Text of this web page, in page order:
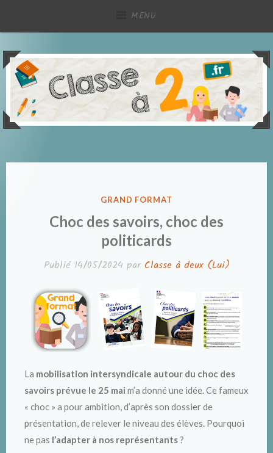
principal
MENU
Classe à deux
PUBLIÉ
GRAND FORMAT
Choc des savoirs, choc des
politicards
Publié 14/05/2024 par Classe à deux (Lui)
La mobilisation intersyndicale autour du choc des
savoirs prévue le 25 mai m’a donné une idée. Ce fameux
« choc » a pour ambition, d’après son dossier de
présentation, de relever le niveau des élèves. Pourquoi
ne pas l’adapter à nos représentants?